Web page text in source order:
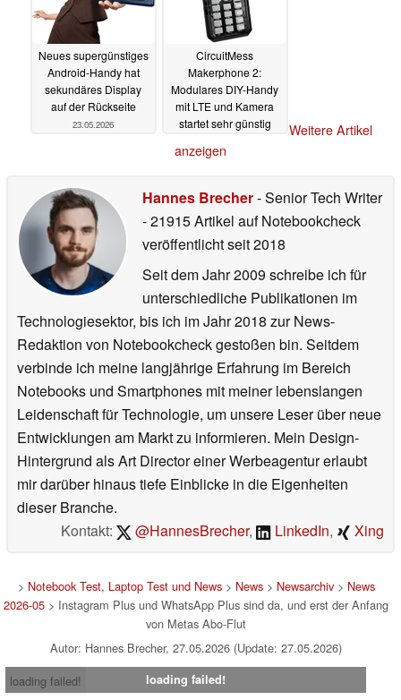
Neues supergünstiges
Android-Handy hat
sekundäres Display
auf der Rückseite
23.05.2026
CircuitMess
Makerphone 2:
Modulares DIY-Handy
mit LTE und Kamera
startet sehr günstig
Weitere Artikel
anzeigen
Hannes Brecher- Senior Tech Writer
- 21915 Artikel auf Notebookcheck
veröffentlichtseit 2018
Seit dem Jahr 2009 schreibe ich für
unterschiedliche Publikationen im
Technologiesektor, bis ich im Jahr 2018 zur News-
Redaktion von Notebookcheck gestoßen bin. Seitdem
verbinde ich meine langjährige Erfahrung im Bereich
Notebooks und Smartphones mit meiner lebenslangen
Leidenschaft für Technologie, um unsere Leser über neue
Entwicklungen am Markt zu informieren. Mein Design-
Hintergrund als Art Director einer Werbeagentur erlaubt
mir darüber hinaus tiefe Einblicke in die Eigenheiten
dieser Branche.
Kontakt:
@HannesBrecher, LinkedIn, Xing
> Notebook Test, Laptop Test und News> News> Newsarchiv> News
2026-05 > Instagram Plus und WhatsApp Plus sind da, und erst der Anfang
von Metas Abo-Flut
Autor: Hannes Brecher, 27.05.2026 (Update: 27.05.2026)
loading failed!
loading failed!